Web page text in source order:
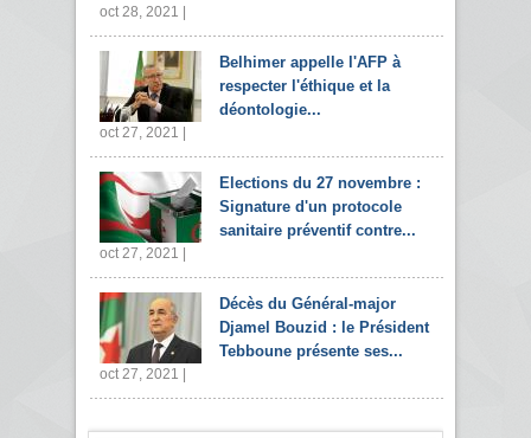
oct 28, 2021 |
Belhimer appelle l'AFP à
respecter l'éthique et la
déontologie...
oct 27, 2021 |
Elections du 27 novembre :
Signature d'un protocole
sanitaire préventif contre...
oct 27, 2021 |
Décès du Général-major
Djamel Bouzid : le Président
Tebboune présente ses...
oct 27, 2021 |